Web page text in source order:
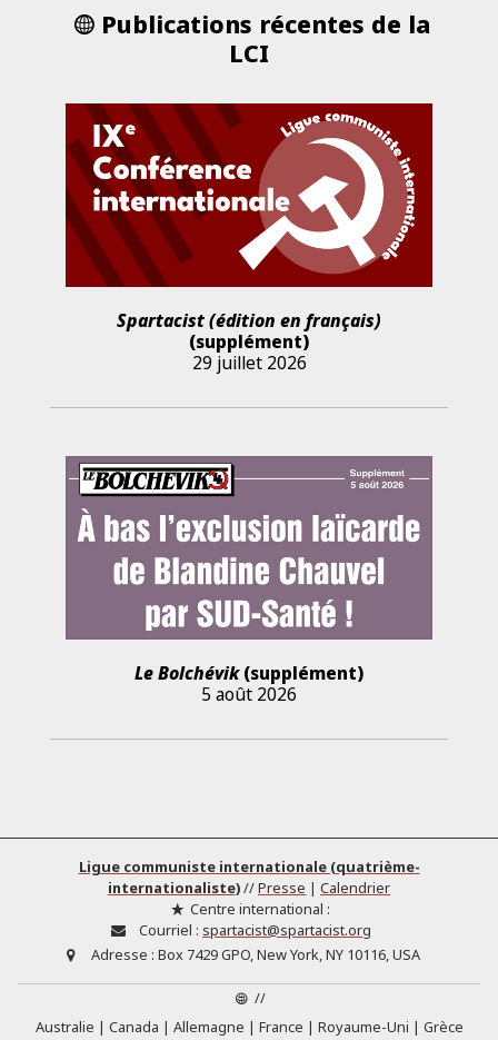
Publications récentes de la
LCI
Spartacist (édition en français)
(supplément)
29 juillet 2026
Le Bolchévik(supplément)
5 août 2026
Ligue communiste internationale (quatrième-
internationaliste)//Presse | Calendrier
Centre international :
Courriel : spartacist@spartacist.org
Adresse : Box 7429 GPO, New York, NY 10116, USA
//
Australie
Canada Allemagne France Royaume-Uni
Grèce